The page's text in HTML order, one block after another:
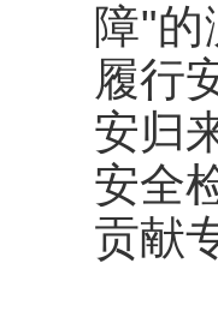
障"
履行
安归
安全
贡献